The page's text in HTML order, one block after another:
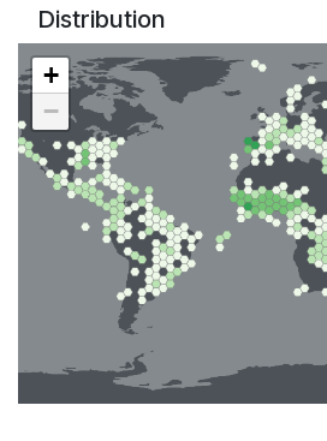
Distribution
+
−